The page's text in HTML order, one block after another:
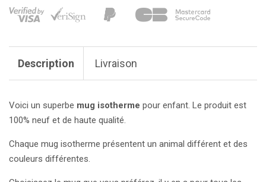
Description Livraison
Voici un superbe mug isotherme pour enfant. Le produit est
100% neuf et de haute qualité.
Chaque mug isotherme présentent un animal différent et des
couleurs différentes.